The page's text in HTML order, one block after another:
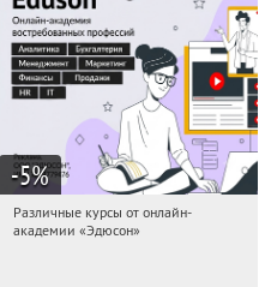
-5%
21:38:38 Получили:
Различные курсы от онлайн-
академии «Эдюсон»